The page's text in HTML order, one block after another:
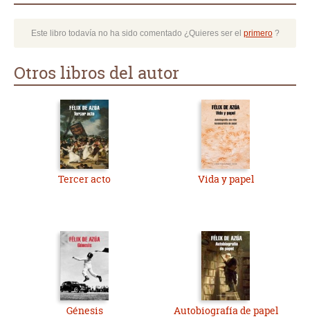
Este libro todavía no ha sido comentado ¿Quieres ser el primero?
Otros libros del autor
Tercer acto Vida y papel
Génesis Autobiografía de papel